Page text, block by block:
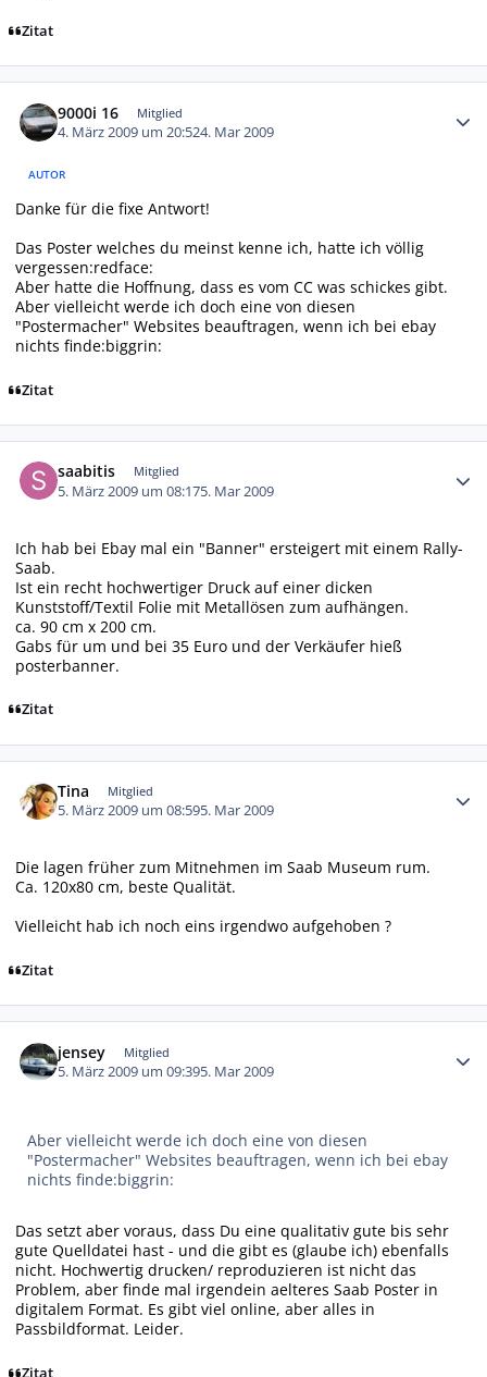
Zitat
9000i 16 Mitglied
4. März 2009 um 20:524. Mar 2009
AUTOR
Danke für die fixe Antwort!
Das Poster welches du meinst kenne ich, hatte ich völlig
vergessen:redface:
Aber hatte die Hoffnung, dass es vom CC was schickes gibt.
Aber vielleicht werde ich doch eine von diesen
"Postermacher" Websites beauftragen, wenn ich bei ebay
nichts finde:biggrin:
Zitat
saabitis Mitglied
5. März 2009 um 08:175. Mar 2009
Ich hab bei Ebay mal ein "Banner" ersteigert mit einem Rally-
Saab.
Ist ein recht hochwertiger Druck auf einer dicken
Kunststoff/Textil Folie mit Metallösen zum aufhängen.
ca. 90 cm x 200 cm.
Gabs für um und bei 35 Euro und der Verkäufer hieß
posterbanner.
Zitat
Tina Mitglied
5. März 2009 um 08:595. Mar 2009
Die lagen früher zum Mitnehmen im Saab Museum rum.
Ca. 120x80 cm, beste Qualität.
Vielleicht hab ich noch eins irgendwo aufgehoben ?
Zitat
jensey Mitglied
5. März 2009 um 09:395. Mar 2009
Aber vielleicht werde ich doch eine von diesen
"Postermacher" Websites beauftragen, wenn ich bei ebay
nichts finde:biggrin:
Das setzt aber voraus, dass Du eine qualitativ gute bis sehr
gute Quelldatei hast - und die gibt es (glaube ich) ebenfalls
nicht. Hochwertig drucken/ reproduzieren ist nicht das
Problem, aber finde mal irgendein aelteres Saab Poster in
digitalem Format. Es gibt viel online, aber alles in
Passbildformat. Leider.